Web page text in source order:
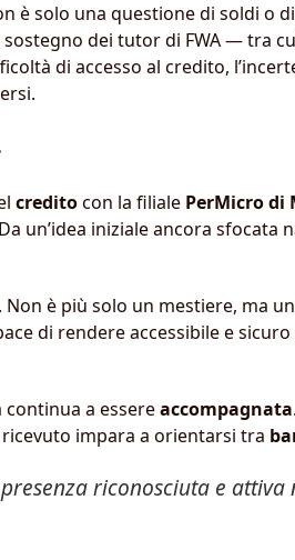
è solo una questione di soldi o
sostegno dei tutor di FWA — tra
di accesso al credito,
creditocon la filiale PerMicro di
un’idea iniziale ancora sfocata
. Non è più solo un mestiere, ma un
di rendere accessibile e
continua a essereaccompagnata
impara a orientarsi tra
riconosciuta e attiva